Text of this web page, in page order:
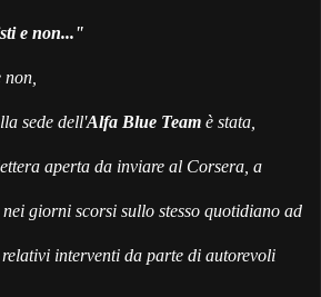
e non..."
sede dell'Alfa Blue Team è stata,
aperta da inviare al Corsera, a
giorni scorsi sullo stesso quotidiano ad
interventi da parte di autorevoli